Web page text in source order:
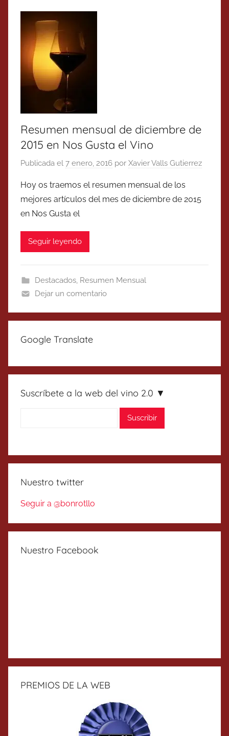
Resumen mensual de diciembre de
2015 en Nos Gusta el Vino
Publicada el 7 enero, 2016 por Xavier Valls Gutierrez
Hoy os traemos el resumen mensual de los
mejores artículos del mes de diciembre de 2015
en Nos Gusta el
Seguir leyendo
Destacados, Resumen Mensual
Dejar un comentario
Google Translate
Suscríbete a la web del vino 2.0 ▼
Nuestro twitter
Seguir a @bonrotllo
Nuestro Facebook
PREMIOS DE LA WEB